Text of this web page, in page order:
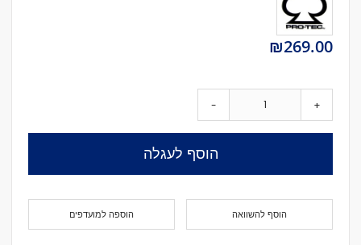
₪269.00
- +
הוסף לעגלה
הוספה למועדפים הוסף להשוואה